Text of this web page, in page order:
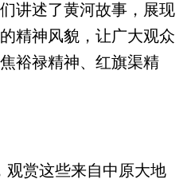
讲述了黄河故事，展现
精神风貌，让广大观众
裕禄精神、红旗渠精
赏这些来自中原大地